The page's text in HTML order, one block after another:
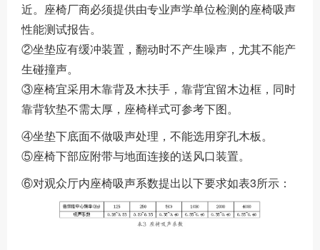
近。座椅厂商必须提供由专业声学单位检测的座椅吸声
性能测试报告。
②坐垫应有缓冲装置，翻动时不产生噪声，尤其不能产
生碰撞声。
③座椅宜采用木靠背及木扶手，靠背宜留木边框，同时
靠背软垫不需太厚，座椅样式可参考下图。
④坐垫下底面不做吸声处理，不能选用穿孔木板。
⑤座椅下部应附带与地面连接的送风口装置。
⑥对观众厅内座椅吸声系数提出以下要求如表3所示：